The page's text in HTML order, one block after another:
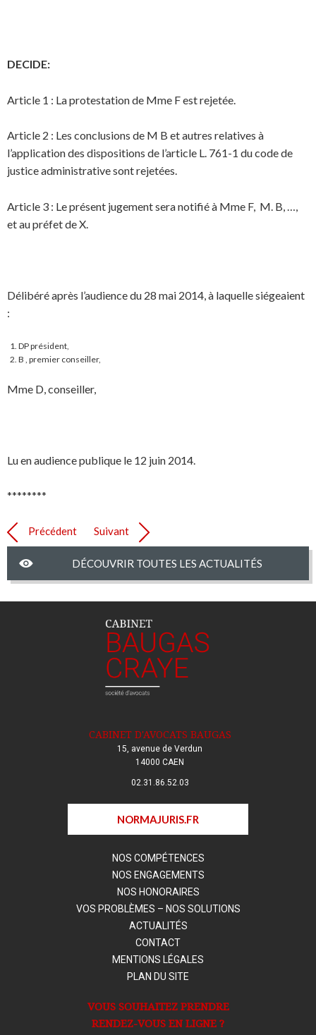
DECIDE:
Article 1 : La protestation de Mme F est rejetée.
Article 2 : Les conclusions de M B et autres relatives à
l’application des dispositions de l’article L. 761-1 du code de
justice administrative sont rejetées.
Article 3 : Le présent jugement sera notifié à Mme F, M. B, …,
et au préfet de X.
Délibéré après l’audience du 28 mai 2014, à laquelle siégeaient
:
DP président,
B , premier conseiller,
Mme D, conseiller,
Lu en audience publique le 12 juin 2014.
********
Précédent Suivant
DÉCOUVRIR TOUTES LES ACTUALITÉS
CABINET D'AVOCATS BAUGAS
15, avenue de Verdun
14000 CAEN
02.31.86.52.03
NORMAJURIS.FR
NOS COMPÉTENCES
NOS ENGAGEMENTS
NOS HONORAIRES
VOS PROBLÈMES – NOS SOLUTIONS
ACTUALITÉS
CONTACT
MENTIONS LÉGALES
PLAN DU SITE
VOUS SOUHAITEZ PRENDRE
RENDEZ-VOUS EN LIGNE ?